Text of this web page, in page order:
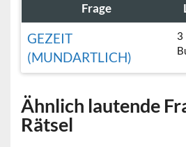
Frage
GEZEIT
(MUNDARTLICH)
3
Ähnlich lautende
Rätsel